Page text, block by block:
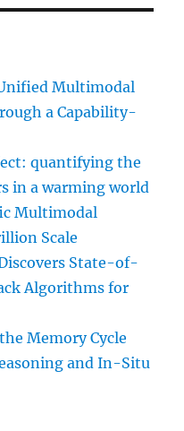
Multimodal
a Capability-
quantifying the
in a warming world
Multimodal
Scale
State-of-
Algorithms for
Memory Cycle
and In-Situ